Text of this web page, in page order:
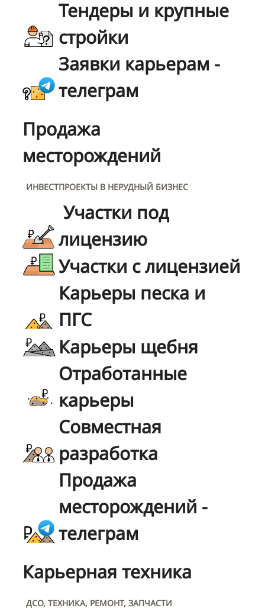
Тендеры и крупные
стройки
Заявки карьерам -
телеграм
Продажа
месторождений
ИНВЕСТПРОЕКТЫ В НЕРУДНЫЙ БИЗНЕС
Участки под
лицензию
Участки с лицензией
Карьеры песка и
ПГС
Карьеры щебня
Отработанные
карьеры
Совместная
разработка
Продажа
месторождений -
телеграм
Карьерная техника
ДСО, ТЕХНИКА, РЕМОНТ, ЗАПЧАСТИ